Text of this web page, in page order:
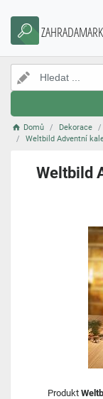
Domů Dekorace
Weltbild Adventní
Weltbild
Produkt